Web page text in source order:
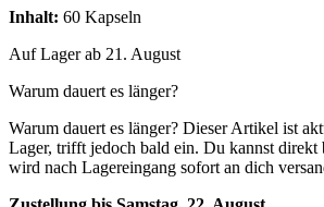
Inhalt: 60 Kapseln
Auf Lager ab 21. August
Warum dauert es länger?
Warum dauert es länger? Dieser Artikel ist
Lager, trifft jedoch bald ein. Du kannst direkt
wird nach Lagereingang sofort an dich